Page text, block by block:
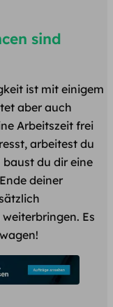
sind
ist mit einigem
aber auch
Arbeitszeit frei
arbeitest du
baust du dir eine
deiner
Es